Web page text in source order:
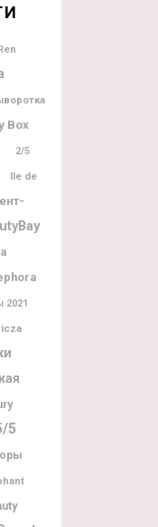
Box
2/5
Ile de
2021
5